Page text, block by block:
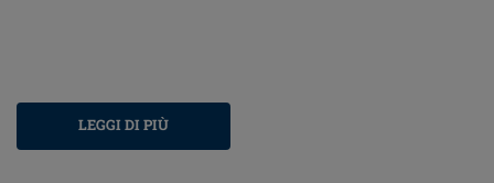
LEGGI DI PIÙ